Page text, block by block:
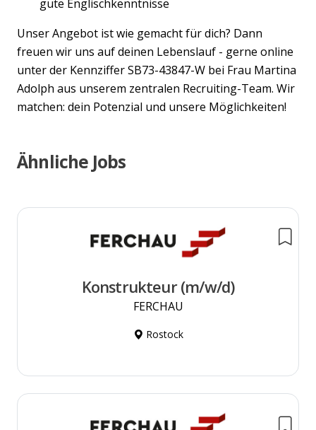
gute Englischkenntnisse
Unser Angebot ist wie gemacht für dich? Dann
freuen wir uns auf deinen Lebenslauf - gerne online
unter der Kennziffer SB73-43847-W bei Frau Martina
Adolph aus unserem zentralen Recruiting-Team. Wir
matchen: dein Potenzial und unsere Möglichkeiten!
Ähnliche Jobs
Konstrukteur (m/w/d)
FERCHAU
Rostock